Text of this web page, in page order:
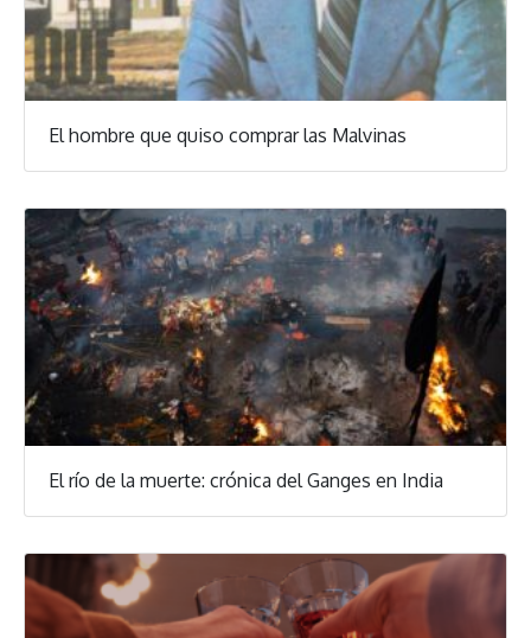
El hombre que quiso comprar las Malvinas
El río de la muerte: crónica del Ganges en India